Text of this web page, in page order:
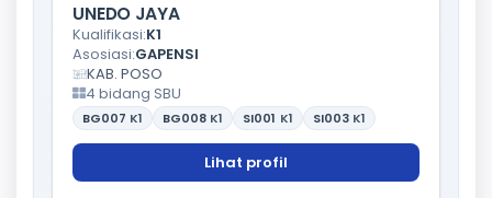
UNEDO JAYA
Kualifikasi:K1
Asosiasi:GAPENSI
KAB. POSO
4 bidang SBU
BG007 K1 BG008 K1 SI001 K1 SI003 K1
Lihat profil